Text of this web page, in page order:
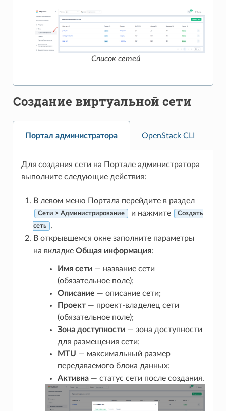
Список сетей
Создание виртуальной сети
Портал администратора OpenStack CLI
Для создания сети на Портале администратора
выполните следующие действия:
В левом меню Портала перейдите в раздел
Сети > Администрирование и нажмите Создать
сеть
.
В открывшемся окне заполните параметры
на вкладке Общая информация:
Имя сети— название сети
(обязательное поле);
Описание — описание сети;
Проект— проект-владелец сети
(обязательное поле);
Зона доступности— зона доступности
для размещения сети;
MTU — максимальный размер
передаваемого блока данных;
Активна— статус сети после создания.